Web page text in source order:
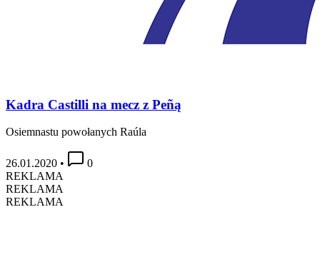
Kadra Castilli na mecz z Peñą
Osiemnastu powołanych Raúla
26.01.2020 •
0
REKLAMA
REKLAMA
REKLAMA